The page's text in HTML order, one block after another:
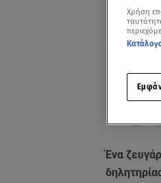
Επιδημία
Ένα
Χρήση